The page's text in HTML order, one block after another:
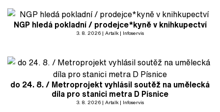
NGP hledá pokladní / prodejce*kyně v knihkupectví
3. 8. 2026 Artalk Infoservis
do 24. 8. / Metroprojekt vyhlásil soutěž na umělecká
díla pro stanici metra D Písnice
3. 8. 2026 Artalk Infoservis